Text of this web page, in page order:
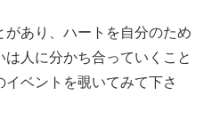
あり、ハートを自分のため
人に分かち合っていくこと
ベントを覗いてみて下さ